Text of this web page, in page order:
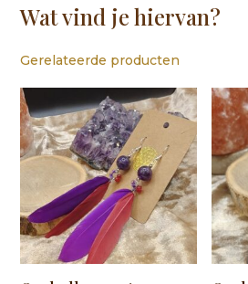
Wat vind je hiervan?
Gerelateerde producten